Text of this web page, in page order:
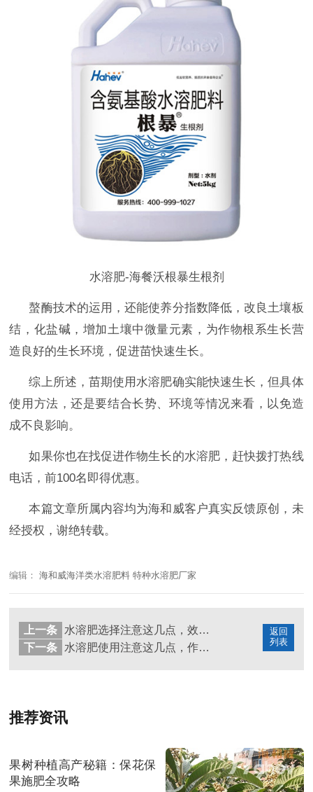
水溶肥-海餐沃根暴生根剂
螯酶技术的运用，还能使养分指数降低，改良土壤板
结，化盐碱，增加土壤中微量元素，为作物根系生长营
造良好的生长环境，促进苗快速生长。
综上所述，苗期使用水溶肥确实能快速生长，但具体
使用方法，还是要结合长势、环境等情况来看，以免造
成不良影响。
如果你也在找促进作物生长的水溶肥，赶快拨打热线
电话，前100名即得优惠。
本篇文章所属内容均为海和威客户真实反馈原创，未
经授权，谢绝转载。
编辑：海和威海洋类水溶肥料 特种水溶肥厂家
返回
列表
上一条
水溶肥选择注意这几点，效果好产量高
下一条
水溶肥使用注意这几点，作物根系发达、长势好
推荐资讯
果树种植高产秘籍：保花保
果施肥全攻略